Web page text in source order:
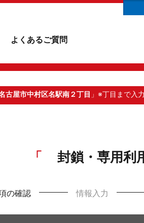
よくあるご質問
古屋市中村区名駅南２丁目 」※丁目まで入力
封鎖・専用利
の確認 情報入力